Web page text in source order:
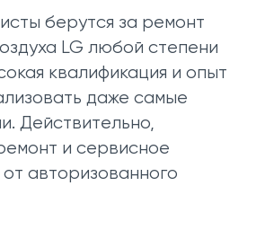
берутся за ремонт
LG любой степени
квалификация и опыт
даже самые
Действительно,
и сервисное
авторизованного